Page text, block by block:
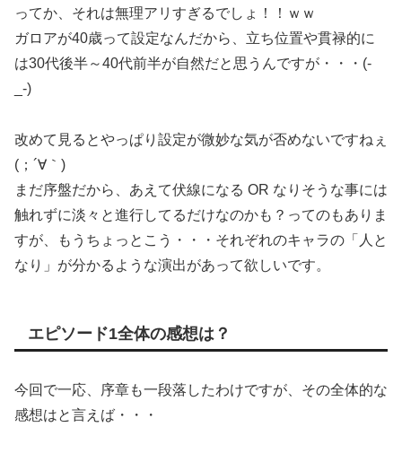
ってか、それは無理アリすぎるでしょ！！ｗｗ
ガロアが40歳って設定なんだから、立ち位置や貫禄的に
は30代後半～40代前半が自然だと思うんですが・・・(-
_-)
改めて見るとやっぱり設定が微妙な気が否めないですねぇ
(；´∀｀)
まだ序盤だから、あえて伏線になる OR なりそうな事には
触れずに淡々と進行してるだけなのかも？ってのもありま
すが、もうちょっとこう・・・それぞれのキャラの「人と
なり」が分かるような演出があって欲しいです。
エピソード1全体の感想は？
今回で一応、序章も一段落したわけですが、その全体的な
感想はと言えば・・・